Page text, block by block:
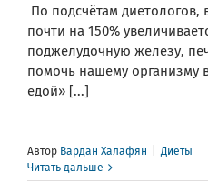
По подсчётам диетологов,
почти на 150%
поджелудочную железу,
помочь нашему организму
едой» [...]
Автор Вардан Халафян
Диеты
Читать дальше